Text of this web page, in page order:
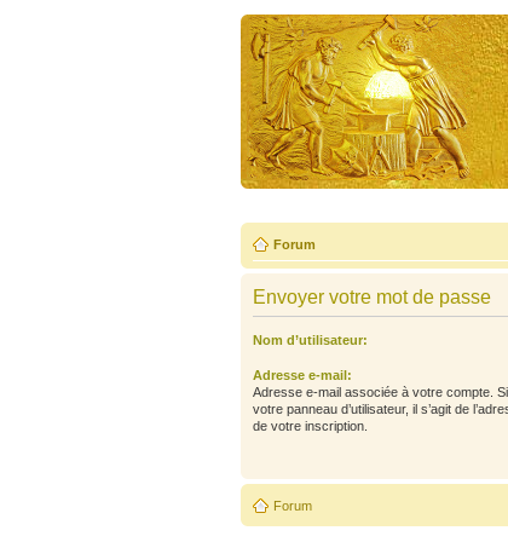
Forum
Envoyer votre mot de passe
Nom d’utilisateur:
Adresse e-mail:
Adresse e-mail associée à votre compte.
votre panneau d’utilisateur, il s’agit de
de votre inscription.
Forum